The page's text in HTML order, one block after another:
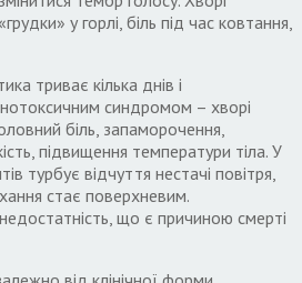
у горлі, біль під час ковтання,
триває кілька днів і
синдромом – хворі
біль, запаморочення,
підвищення температури тіла. У
турбує відчуття нестачі повітря,
стає поверхневим.
що є причиною смерті